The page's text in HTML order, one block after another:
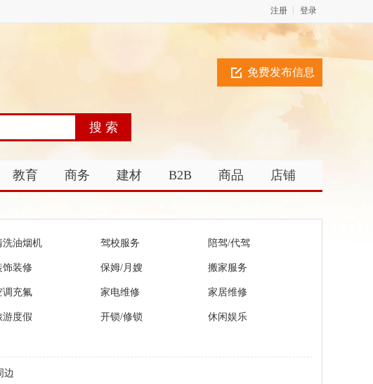
登录
注册
免费发布信息
教育 商务 建材 B2B 商品 店铺
洗油烟机 驾校服务 陪驾/代驾
饰装修 保姆/月嫂 搬家服务
调充氟 家电维修 家居维修
游度假 开锁/修锁 休闲娱乐
边